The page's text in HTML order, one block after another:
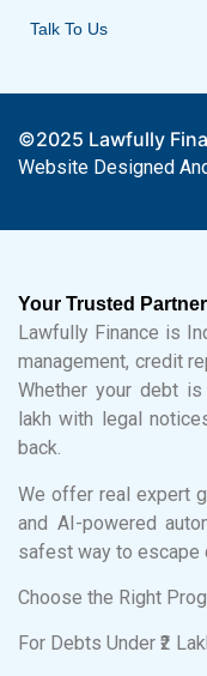
Talk To Us
©2025 Lawfully
Website Designed
Your Trusted
Lawfully Finance is
management, credit
Whether your debt is
lakh with legal
back.
We offer real expert
and AI-powered
safest way to escape
Choose the Right
For Debts Under ₹2